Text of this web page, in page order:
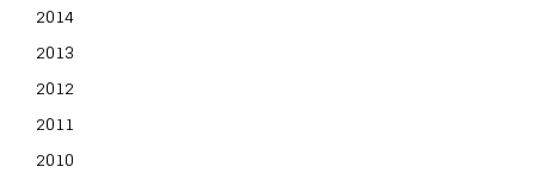
2014
2013
2012
2011
2010